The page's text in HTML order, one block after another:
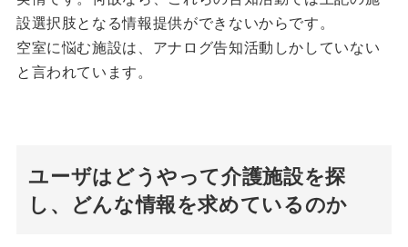
設選択肢となる情報提供ができないからです。
空室に悩む施設は、アナログ告知活動しかしていない
と言われています。
ユーザはどうやって介護施設を探
し、どんな情報を求めているのか